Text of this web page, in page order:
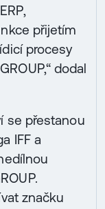
přijetím
procesy
dodal
se přestanou
IFF a
značku